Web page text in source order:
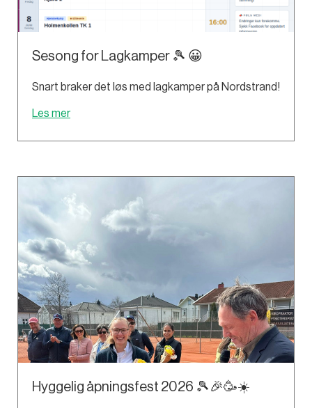
Sesong for Lagkamper 🎾 😀
Snart braker det løs med lagkamper på Nordstrand!
Les mer
Hyggelig åpningsfest 2026 🎾🎉🥳☀️